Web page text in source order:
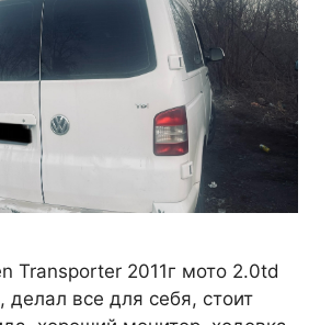
Transporter 2011г мото 2.0td
все для себя, стоит